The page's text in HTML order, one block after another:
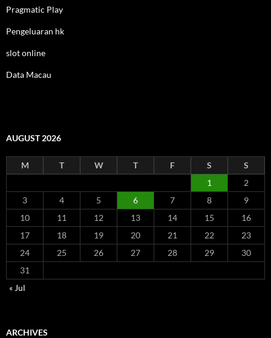
Pragmatic Play
Pengeluaran hk
slot online
Data Macau
AUGUST 2026
M T W T F S
S
1
2
3
4 5 6 7 8
9
10
11 12 13 14 15
16
17
18 19 20 21 22
23
24
25 26 27 28 29
30
31
« Jul
ARCHIVES